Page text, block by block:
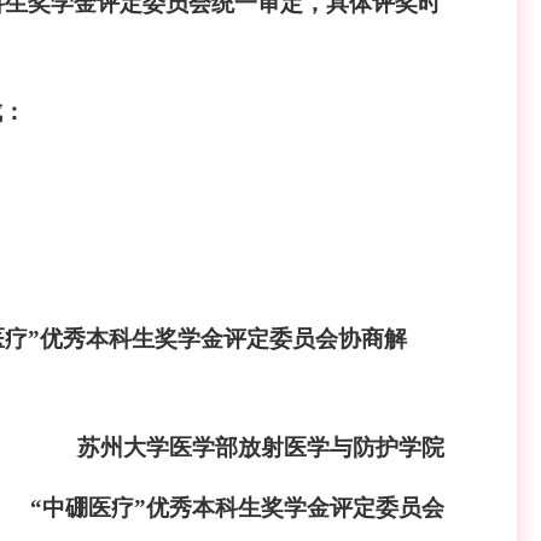
”优秀本科生奖学金评定委员会协商解
苏州大学医学部放射医学与防护学院
疗”优秀本科生奖学金评定委员会